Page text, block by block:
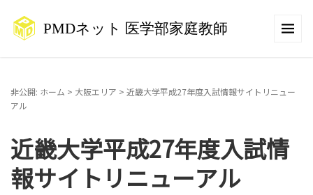
非公開: ホーム > 大阪エリア > 近畿大学平成27年度入試情報サイトリニュー
アル
近畿大学平成27年度入試情
報サイトリニューアル